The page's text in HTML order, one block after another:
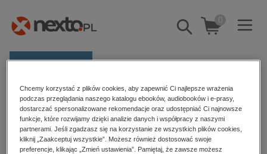
Pokaż/schowaj
wyszukiwarkę
0
E-prasa
Kategorie
Zobacz wszystkie E-prasa
budownictwo, aranżacja wnętrz
Strona główna Agnieszka Jabłonowska
Agnieszka Jabłonowska
Chcemy korzystać z plików cookies, aby zapewnić Ci najlepsze wrażenia
podczas przeglądania naszego katalogu ebooków, audiobooków i e-prasy,
dostarczać spersonalizowane rekomendacje oraz udostępniać Ci najnowsze
funkcje, które rozwijamy dzięki analizie danych i współpracy z naszymi
partnerami. Jeśli zgadzasz się na korzystanie ze wszystkich plików cookies,
kliknij „Zaakceptuj wszystkie”. Możesz również dostosować swoje
preferencje, klikając „Zmień ustawienia”. Pamiętaj, że zawsze możesz